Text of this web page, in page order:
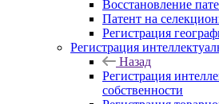
Восстановление
Патент на
Регистрация
Регистрация
Назад
Регистрация
собственности